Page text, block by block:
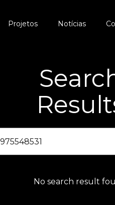
Projetos Notícias
No search result